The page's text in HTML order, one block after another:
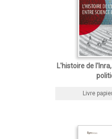
L'histoire de
Livre